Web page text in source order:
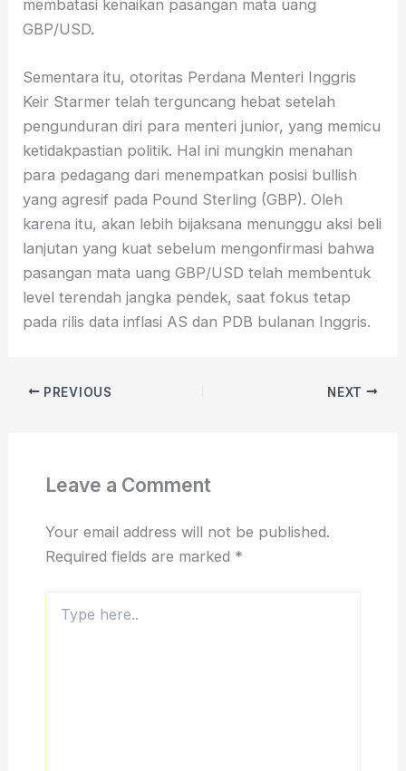
membatasi kenaikan pasangan mata uang
GBP/USD.
Sementara itu, otoritas Perdana Menteri Inggris
Keir Starmer telah terguncang hebat setelah
pengunduran diri para menteri junior, yang memicu
ketidakpastian politik. Hal ini mungkin menahan
para pedagang dari menempatkan posisi bullish
yang agresif pada Pound Sterling (GBP). Oleh
karena itu, akan lebih bijaksana menunggu aksi beli
lanjutan yang kuat sebelum mengonfirmasi bahwa
pasangan mata uang GBP/USD telah membentuk
level terendah jangka pendek, saat fokus tetap
pada rilis data inflasi AS dan PDB bulanan Inggris.
PREVIOUS NEXT
Leave a Comment
Your email address will not be published.
Required fields are marked *
here..